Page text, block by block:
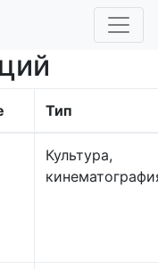
Тип
Культура,